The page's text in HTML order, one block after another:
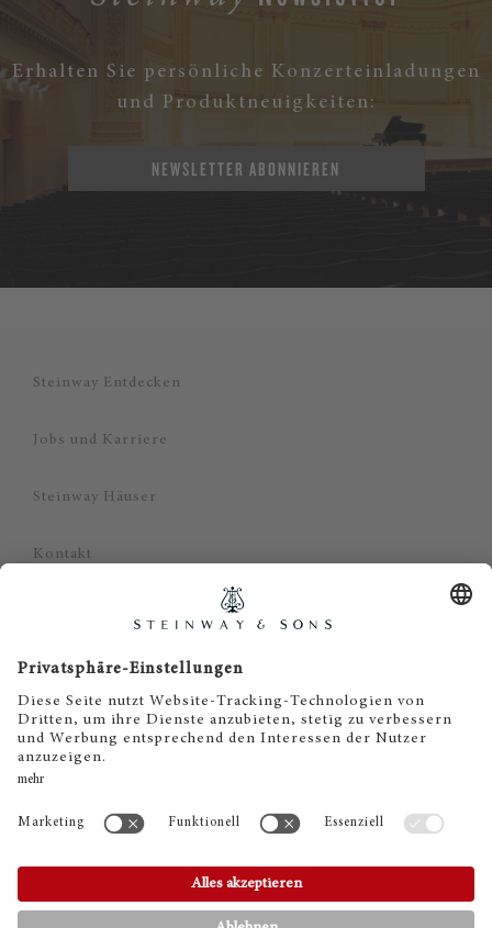
Erhalten Sie persönliche Konzerteinladungen
und Produktneuigkeiten:
NEWSLETTER ABONNIEREN
Steinway Entdecken
Jobs und Karriere
Steinway Häuser
Kontakt
Impressum
Haftungsausschluss
Cookie Zustimmung